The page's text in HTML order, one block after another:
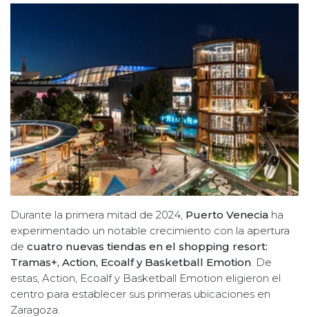
Durante la primera mitad de 2024, Puerto Venecia ha
experimentado un notable crecimiento con la apertura
de cuatro nuevas tiendas en el shopping resort:
Tramas+, Action, Ecoalf y Basketball Emotion. De
estas, Action, Ecoalf y Basketball Emotion eligieron el
centro para establecer sus primeras ubicaciones en
Zaragoza.